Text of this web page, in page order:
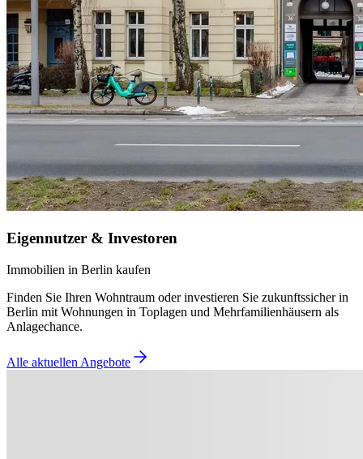
Eigennutzer & Investoren
Immobilien in Berlin kaufen
Finden Sie Ihren Wohntraum oder investieren Sie zukunftssicher in
Berlin mit Wohnungen in Toplagen und Mehrfamilienhäusern als
Anlagechance.
Alle aktuellen Angebote